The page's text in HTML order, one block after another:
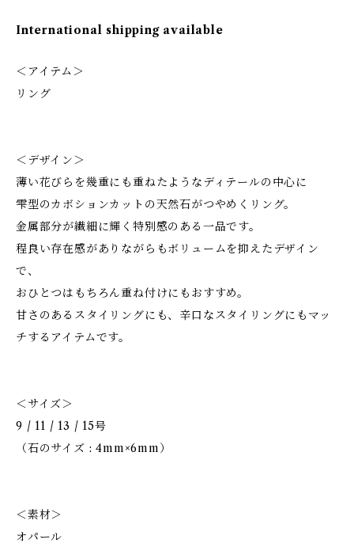
International shipping available
＜アイテム＞
リング
＜デザイン＞
薄い花びらを幾重にも重ねたようなディテールの中心に
雫型のカボションカットの天然石がつやめくリング。
金属部分が繊細に輝く特別感のある一品です。
程良い存在感がありながらもボリュームを抑えたデザイン
で、
おひとつはもちろん重ね付けにもおすすめ。
甘さのあるスタイリングにも、辛口なスタイリングにもマッ
チするアイテムです。
＜サイズ＞
9 / 11 / 13 / 15号
（石のサイズ : 4mm×6mm）
＜素材＞
オパール